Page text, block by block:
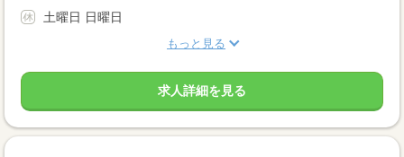
土曜日 日曜日
もっと見る
求人詳細を見る